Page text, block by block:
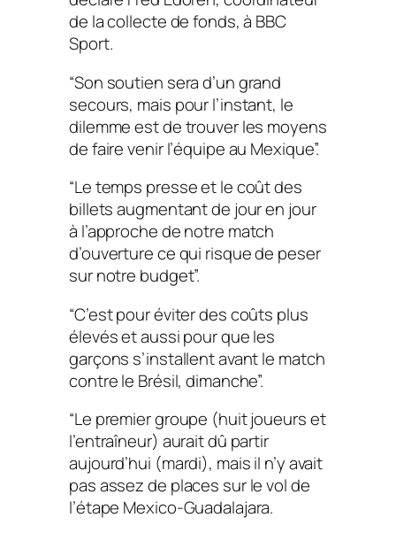
de la collecte de fonds, à BBC
Sport.
“Son soutien sera d’un grand
secours, mais pour l’instant, le
dilemme est de trouver les moyens
de faire venir l’équipe au Mexique”.
“Le temps presse et le coût des
billets augmentant de jour en jour
à l’approche de notre match
d’ouverture ce qui risque de peser
sur notre budget”.
“C’est pour éviter des coûts plus
élevés et aussi pour que les
garçons s’installent avant le match
contre le Brésil, dimanche”.
“Le premier groupe (huit joueurs et
l’entraîneur) aurait dû partir
aujourd’hui (mardi), mais il n’y avait
pas assez de places sur le vol de
l’étape Mexico-Guadalajara.